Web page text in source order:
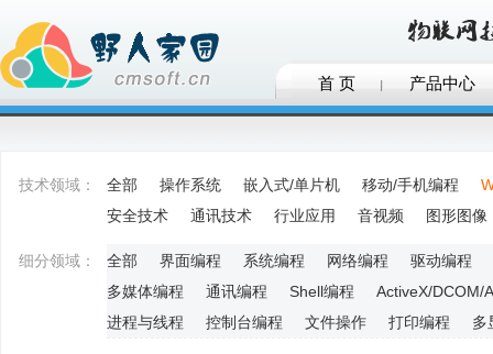
首 页 产品中心
技术领域： 全部 操作系统 嵌入式/单片机 移动/手机编程
安全技术
通讯技术 行业应用 音视频 图形图像
细分领域： 全部 界面编程 系统编程 网络编程
驱动编程
多媒体编程
通讯编程 Shell编程
ActiveX/DCOM/
进程与线程
控制台编程 文件操作 打印编程 多